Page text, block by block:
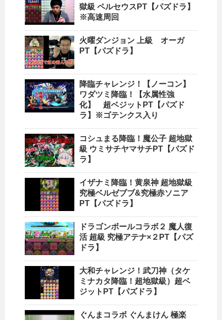
獄級 ペルセウスPT【パズドラ】
※高速周回
火曜ダンジョン 上級 オーガ
PT【パズドラ】
降臨チャレンジ！【ノーコン】
ワダツミ降臨！【水属性強
化】 超ベジットPT【パズド
ラ】※ゴテンクス入り
コシュまる降臨！魔公子 超地獄
級 ウミサチヤマサチPT【パズド
ラ】
イザナミ降臨！黄泉神 超地獄級
究極ベルゼブブ&究極赤ソニア
PT【パズドラ】
ドラゴンボールコラボ２ 魔人復
活 超級 究極アテナ×２PT【パズ
ドラ】
大和チャレンジ！武刀神（タケ
ミナカタ降臨！超地獄級）超ベ
ジットPT【パズドラ】
ぐんまコラボ ぐんまけん 極楽